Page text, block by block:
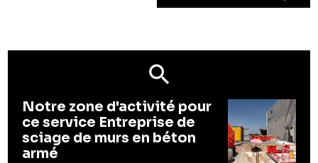
Notre zone d'activité pour
ce service Entreprise de
sciage de murs en béton
armé